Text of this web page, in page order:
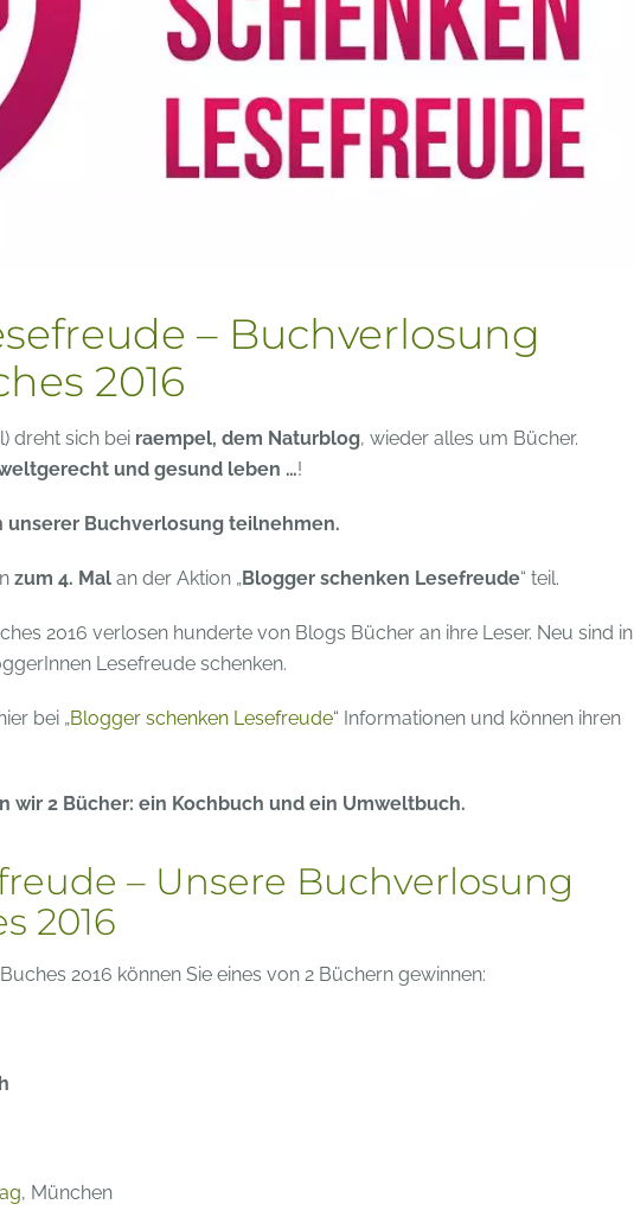
– Buchverlosung
2016
dreht sich bei raempel, dem Naturblog, wieder alles um Bücher.
und gesund leben …!
unserer Buchverlosung teilnehmen.
zum 4. Mal an der Aktion „Blogger schenken Lesefreude“ teil.
2016 verlosen hunderte von Blogs Bücher an ihre Leser. Neu sind in
Lesefreude schenken.
bei „Blogger schenken Lesefreude“ Informationen und können ihren
2 Bücher: ein Kochbuch und ein Umweltbuch.
– Unsere Buchverlosung
2016
2016 können Sie eines von 2 Büchern gewinnen:
, München